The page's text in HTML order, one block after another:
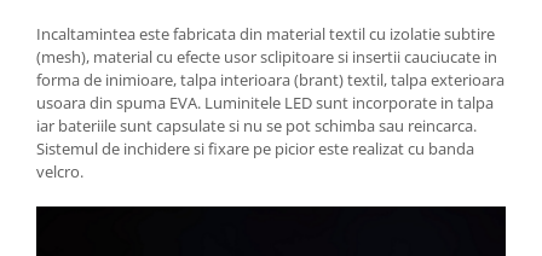
Incaltamintea este fabricata din material textil cu izolatie subtire
(mesh), material cu efecte usor sclipitoare si insertii cauciucate in
forma de inimioare, talpa interioara (brant) textil, talpa exterioara
usoara din spuma EVA. Luminitele LED sunt incorporate in talpa
iar bateriile sunt capsulate si nu se pot schimba sau reincarca.
Sistemul de inchidere si fixare pe picior este realizat cu banda
velcro.